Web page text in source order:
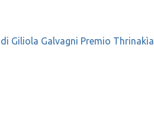
di Giliola Galvagni Premio Thrinakìa